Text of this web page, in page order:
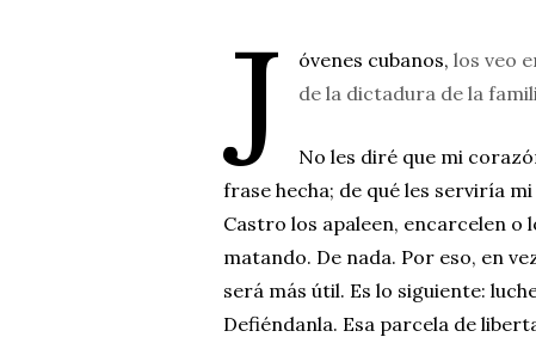
J óvenes cubanos,los veo
de la dictadura de la
No les diré que mi
frase hecha; de qué les serviría
Castro los apaleen, encarcelen o
matando. De nada. Por eso, en
será más útil. Es lo siguiente:
Defiéndanla. Esa parcela de